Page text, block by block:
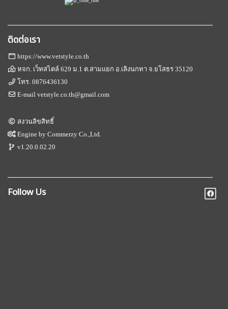
ติดต่อเรา
https://www.vetstyle.co.th
หจก. เว็ทสไตล์ 629 ม.1 ต.สามแยก อ.เลิงนกทา จ.ยโสธร 35120
โทร.0876436130
E-mailvetstyle.co.th@gmail.com
สงวนลิขสิทธิ์
Engine byCommerzy Co.,Ltd.
v1.20.0.02.20
Follow Us